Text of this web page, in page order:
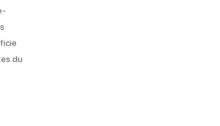
du